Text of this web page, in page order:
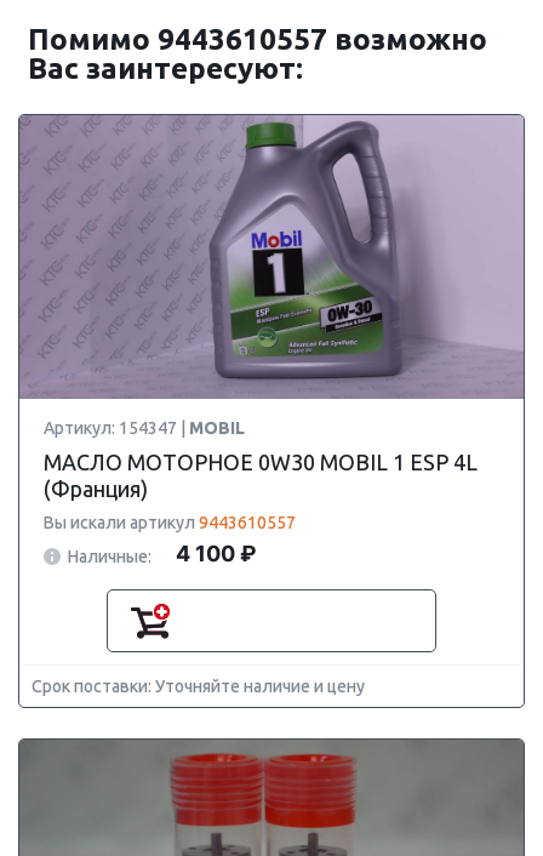
Помимо 9443610557 возможно
Вас заинтересуют:
Артикул: 154347 | MOBIL
МАСЛО МОТОРНОЕ 0W30 MOBIL 1 ESP 4L
(Франция)
Вы искали артикул 9443610557
Наличные:
4 100 ₽
Срок поставки: Уточняйте наличие и цену